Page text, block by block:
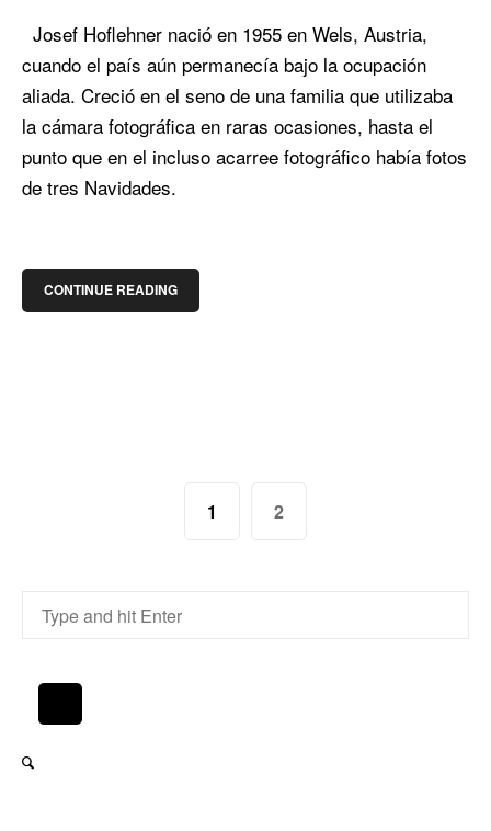
Josef Hoflehner nació en 1955 en Wels, Austria,
cuando el país aún permanecía bajo la ocupación
aliada. Creció en el seno de una familia que utilizaba
la cámara fotográfica en raras ocasiones, hasta el
punto que en el incluso acarree fotográfico había fotos
de tres Navidades.
CONTINUE READING
1 2